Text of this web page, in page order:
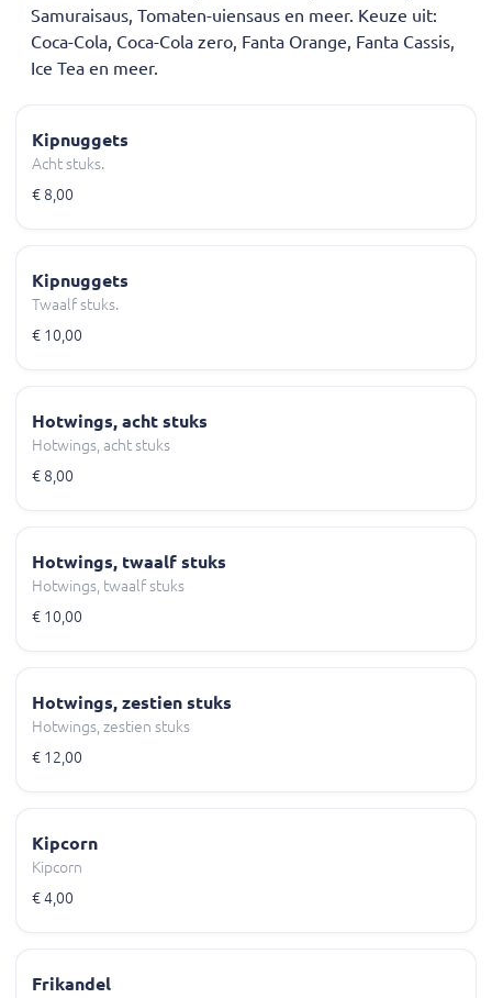
Samuraisaus, Tomaten-uiensaus en meer. Keuze uit:
Coca-Cola, Coca-Cola zero, Fanta Orange, Fanta Cassis,
Ice Tea en meer.
Kipnuggets
Acht stuks.
€ 8,00
Kipnuggets
Twaalf stuks.
€ 10,00
Hotwings, acht stuks
Hotwings, acht stuks
€ 8,00
Hotwings, twaalf stuks
Hotwings, twaalf stuks
€ 10,00
Hotwings, zestien stuks
Hotwings, zestien stuks
€ 12,00
Kipcorn
Kipcorn
€ 4,00
Frikandel